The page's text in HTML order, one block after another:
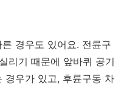
경우도 있어요. 전륜구
리기 때문에 앞바퀴 공기
경우가 있고, 후륜구동 차